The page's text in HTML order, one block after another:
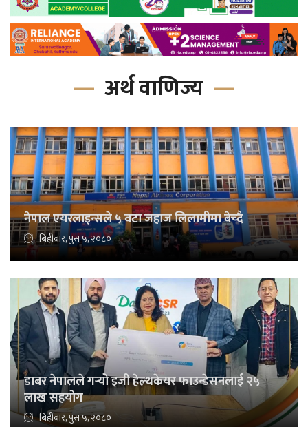
अर्थ वाणिज्य
नेपाल एयरलाइन्सले ५ वटा जहाज लिलामीमा बेच्दै
बिहीबार, पुस ५, २०८०
डाबर नेपालले गर्‍यो इजी हेल्थकेयर फाउन्डेसनलाई २५
लाख सहयोग
बिहीबार, पुस ५, २०८०